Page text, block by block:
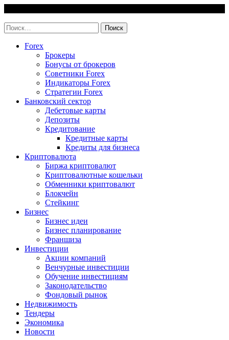
content
Найти:
Forex
Брокеры
Бонусы от брокеров
Советники Forex
Индикаторы Forex
Стратегии Forex
Банковский сектор
Дебетовые карты
Депозиты
Кредитование
Кредитные карты
Кредиты для бизнеса
Криптовалюта
Биржа криптовалют
Криптовалютные кошельки
Обменники криптовалют
Блокчейн
Стейкинг
Бизнес
Бизнес идеи
Бизнес планирование
Франшиза
Инвестиции
Акции компаний
Венчурные инвестиции
Обучение инвестициям
Законодательство
Фондовый рынок
Недвижимость
Тендеры
Экономика
Новости